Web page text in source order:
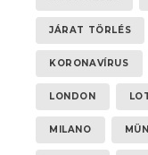
JÁRAT TÖRLÉS
KORONAVÍRUS
LONDON
MILANO